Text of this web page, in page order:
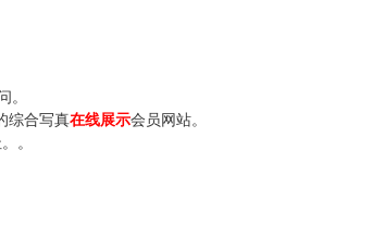
。
综合写真在线展示会员网站。
。